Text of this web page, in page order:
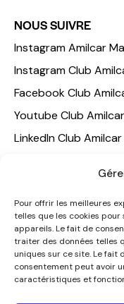
Pour offrir les meilleures
telles que les cookies
appareils. Le fait de
traiter des données telles
uniques sur ce site. Le fait
consentement peut avoir
caractéristiques et
NOUS SUIVRE
Instagram Amilcar
Instagram Club
Facebook Club
Youtube Club Amilcar
LinkedIn Club Amilcar
NOTRE GROUPE
ACCUEIL
AMILCAR TRAVEL
CLUB AMILCAR,
AGENCE MEDIANE
CONTACT